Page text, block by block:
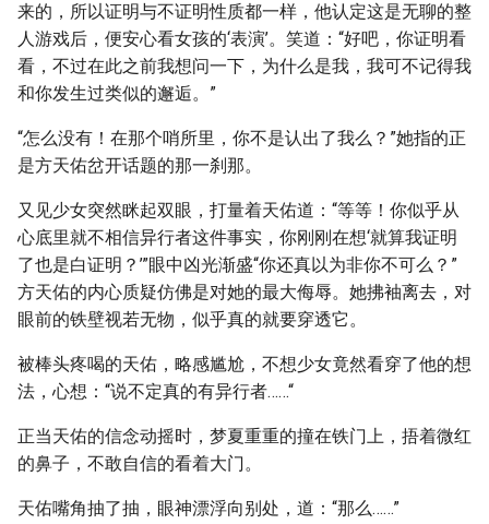
来的，所以证明与不证明性质都一样，他认定这是无聊的整
人游戏后，便安心看女孩的‘表演’。笑道：“好吧，你证明看
看，不过在此之前我想问一下，为什么是我，我可不记得我
和你发生过类似的邂逅。”
“怎么没有！在那个哨所里，你不是认出了我么？”她指的正
是方天佑岔开话题的那一刹那。
又见少女突然眯起双眼，打量着天佑道：“等等！你似乎从
心底里就不相信异行者这件事实，你刚刚在想‘就算我证明
了也是白证明？’”眼中凶光渐盛“你还真以为非你不可么？”
方天佑的内心质疑仿佛是对她的最大侮辱。她拂袖离去，对
眼前的铁壁视若无物，似乎真的就要穿透它。
被棒头疼喝的天佑，略感尴尬，不想少女竟然看穿了他的想
法，心想：“说不定真的有异行者……“
正当天佑的信念动摇时，梦夏重重的撞在铁门上，捂着微红
的鼻子，不敢自信的看着大门。
天佑嘴角抽了抽，眼神漂浮向别处，道：“那么……”